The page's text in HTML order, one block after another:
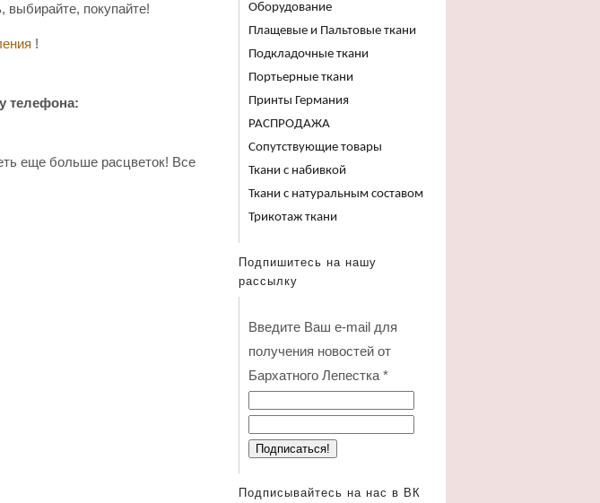
покупайте!
!
телефона:
еще больше расцветок! Все
Оборудование
Плащевые и Пальтовые ткани
Подкладочные ткани
Портьерные ткани
Принты Германия
РАСПРОДАЖА
Сопутствующие товары
Ткани с набивкой
Ткани с натуральным составом
Трикотаж ткани
Подпишитесь на нашу
рассылку
Введите Ваш e-mail для
получения новостей от
Бархатного Лепестка *
Подписывайтесь на нас в ВК